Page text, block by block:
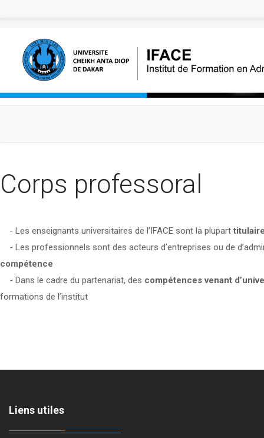
Corps professoral
- Les enseignants universitaires de l’IFACE sont la plupart
- Les professionnels sont des acteurs d’entreprises ou de
compétence
- Dans le cadre du partenariat, des compétences venant
formations de l’institut
Liens utiles